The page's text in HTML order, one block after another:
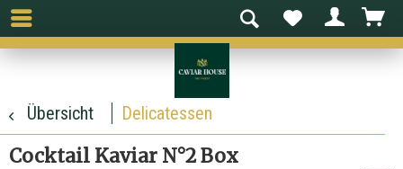
Übersicht Delicatessen
Cocktail Kaviar N°2 Box